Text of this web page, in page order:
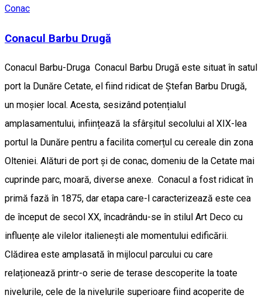
Conac
Conacul Barbu Drugă
Conacul Barbu-Druga Conacul Barbu Drugă este situat în satul
port la Dunăre Cetate, el fiind ridicat de Ștefan Barbu Drugă,
un moșier local. Acesta, sesizând potențialul
amplasamentului, inființează la sfârșitul secolului al XIX-lea
portul la Dunăre pentru a facilita comerțul cu cereale din zona
Olteniei. Alături de port și de conac, domeniu de la Cetate mai
cuprinde parc, moară, diverse anexe. Conacul a fost ridicat în
primă fază în 1875, dar etapa care-l caracterizează este cea
de început de secol XX, încadrându-se în stilul Art Deco cu
influențe ale vilelor italienești ale momentului edificării.
Clădirea este amplasată în mijlocul parcului cu care
relaționează printr-o serie de terase descoperite la toate
nivelurile, cele de la nivelurile superioare fiind acoperite de